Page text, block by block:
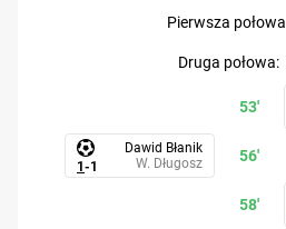
pierwsza połowa
druga połowa:
53'
56'
1 -1
Dawid Błanik
W. Długosz
58'